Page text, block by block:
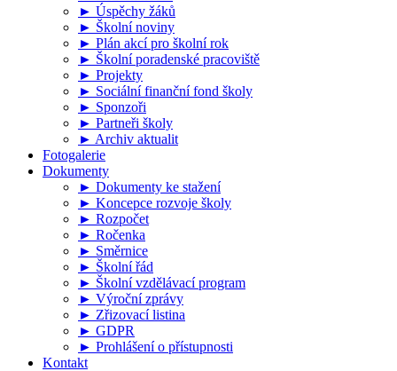
► Úspěchy žáků
► Školní noviny
► Plán akcí pro školní rok
► Školní poradenské pracoviště
► Projekty
► Sociální finanční fond školy
► Sponzoři
► Partneři školy
► Archiv aktualit
Fotogalerie
Dokumenty
► Dokumenty ke stažení
► Koncepce rozvoje školy
► Rozpočet
► Ročenka
► Směrnice
► Školní řád
► Školní vzdělávací program
► Výroční zprávy
► Zřizovací listina
► GDPR
► Prohlášení o přístupnosti
Kontakt